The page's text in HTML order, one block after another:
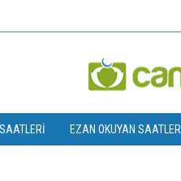
EZAN OKUYAN SAATLER